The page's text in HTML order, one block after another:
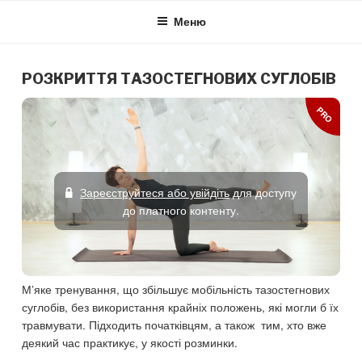
Меню
РОЗКРИТТЯ ТАЗОСТЕГНОВИХ СУГЛОБІВ
PRO
Зареєструйтеся або увійдітьдля доступу
до платного контенту.
М’яке тренування, що збільшує мобільність тазостегнових
суглобів, без використання крайніх положень, які могли б їх
травмувати. Підходить початківцям, а також тим, хто вже
деякий час практикує, у якості розминки.